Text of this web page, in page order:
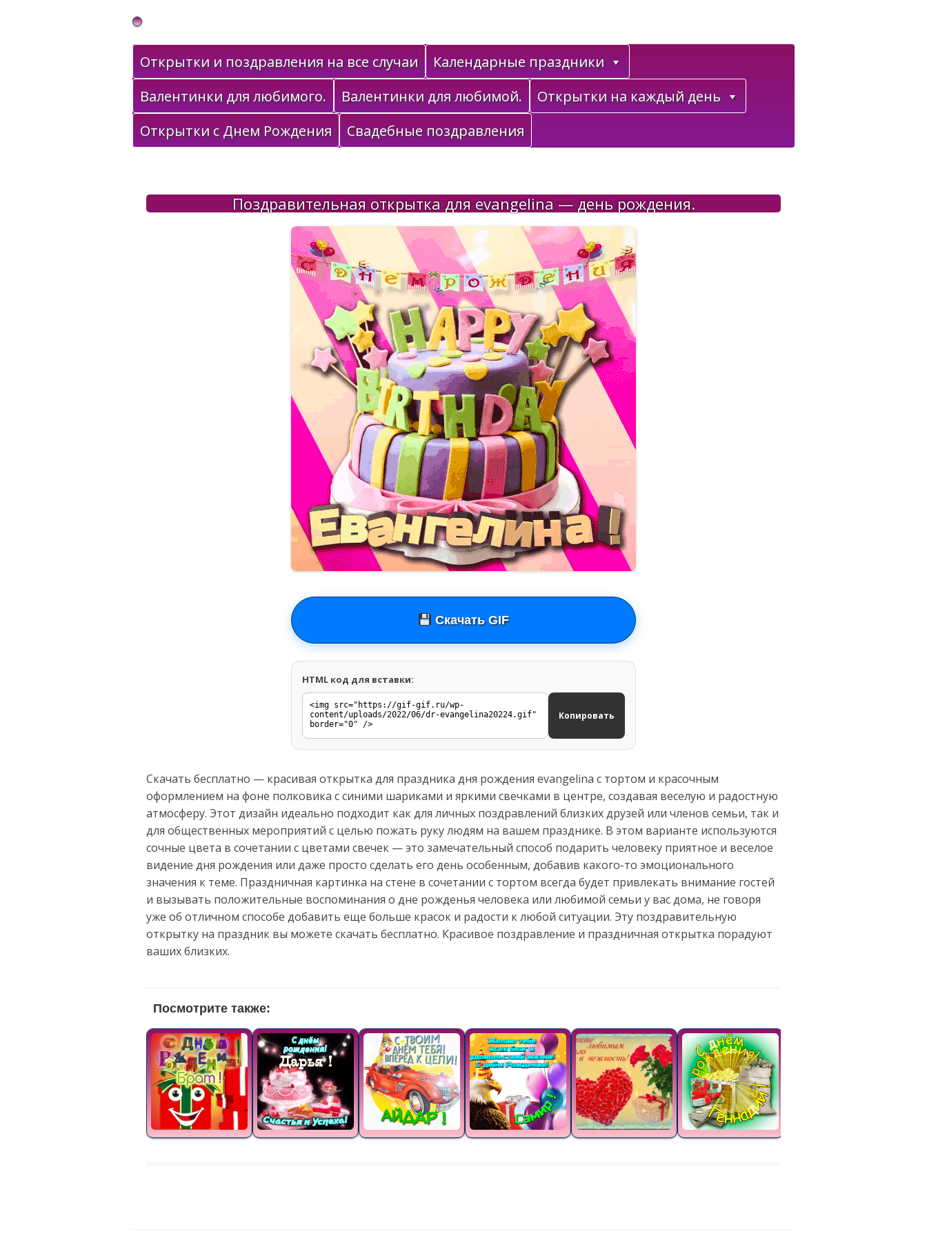
Gif Открытки в подарок
Открытки и поздравления на все случаи
Календарные праздники
Валентинки для любимого.
Валентинки для любимой.
Открытки на каждый день
Открытки с Днем Рождения
Свадебные поздравления
Поздравительная открытка для evangelina — день рождения.
Скачать GIF
HTML код для вставки:
Копировать
Скачать бесплатно — красивая открытка для праздника дня рождения evangelina с тортом и красочным
оформлением на фоне полковика с синими шариками и яркими свечками в центре, создавая веселую и радостную
атмосферу. Этот дизайн идеально подходит как для личных поздравлений близких друзей или членов семьи, так и
для общественных мероприятий с целью пожать руку людям на вашем празднике. В этом варианте используются
сочные цвета в сочетании с цветами свечек — это замечательный способ подарить человеку приятное и веселое
видение дня рождения или даже просто сделать его день особенным, добавив какого-то эмоционального
значения к теме. Праздничная картинка на стене в сочетании с тортом всегда будет привлекать внимание гостей
и вызывать положительные воспоминания о дне рожденья человека или любимой семьи у вас дома, не говоря
уже об отличном способе добавить еще больше красок и радости к любой ситуации. Эту поздравительную
открытку на праздник вы можете скачать бесплатно. Красивое поздравление и праздничная открытка порадуют
ваших близких.
Посмотрите также: